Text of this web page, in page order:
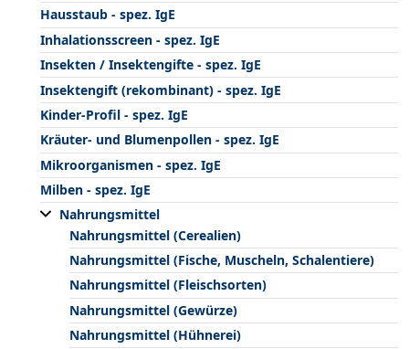
Hausstaub - spez. IgE
Inhalationsscreen - spez. IgE
Insekten / Insektengifte - spez. IgE
Insektengift (rekombinant) - spez. IgE
Kinder-Profil - spez. IgE
Kräuter- und Blumenpollen - spez. IgE
Mikroorganismen - spez. IgE
Milben - spez. IgE
Nahrungsmittel
Nahrungsmittel (Cerealien)
Nahrungsmittel (Fische, Muscheln, Schalentiere)
Nahrungsmittel (Fleischsorten)
Nahrungsmittel (Gewürze)
Nahrungsmittel (Hühnerei)